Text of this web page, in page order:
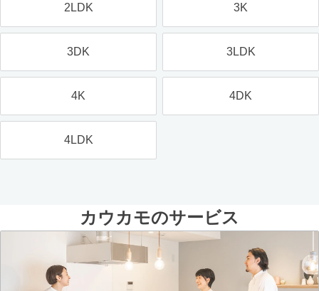
2LDK 3K
3DK 3LDK
4K 4DK
4LDK
カウカモのサービス